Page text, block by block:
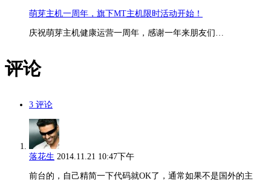
萌芽主机一周年，旗下MT主机限时活动开始！
庆祝萌芽主机健康运营一周年，感谢一年来朋友们…
评论
3 评论
落花生 2014.11.21 10:47下午
前台的，自己精简一下代码就OK了，通常如果不是国外的主